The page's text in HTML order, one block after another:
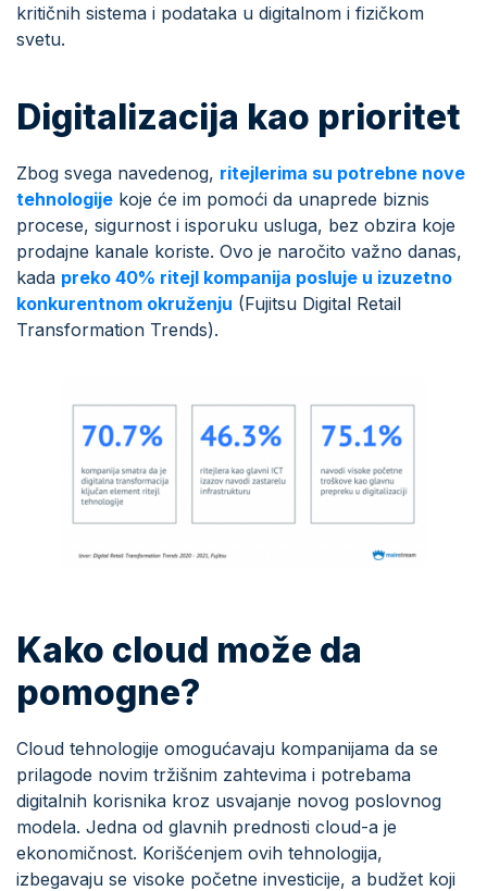
kritičnih sistema i podataka u digitalnom i fizičkom
svetu.
Digitalizacija kao prioritet
Zbog svega navedenog, ritejlerima su potrebne nove
tehnologije koje će im pomoći da unaprede biznis
procese, sigurnost i isporuku usluga, bez obzira koje
prodajne kanale koriste. Ovo je naročito važno danas,
kada preko 40% ritejl kompanija posluje u izuzetno
konkurentnom okruženju (Fujitsu Digital Retail
Transformation Trends).
Kako cloud može da
pomogne?
Cloud tehnologije omogućavaju kompanijama da se
prilagode novim tržišnim zahtevima i potrebama
digitalnih korisnika kroz usvajanje novog poslovnog
modela. Jedna od glavnih prednosti cloud-a je
ekonomičnost. Korišćenjem ovih tehnologija,
izbegavaju se visoke početne investicije, a budžet koji